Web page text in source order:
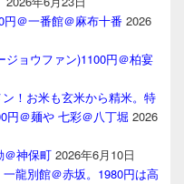
＠一番館＠麻布十番 2026
ジョウファン)1100円＠柏宴
！お米も玄米から精米。特
円＠麺や 七彩＠八丁堀 2026
＠神保町 2026年6月10日
龍別館＠赤坂。1980円は高